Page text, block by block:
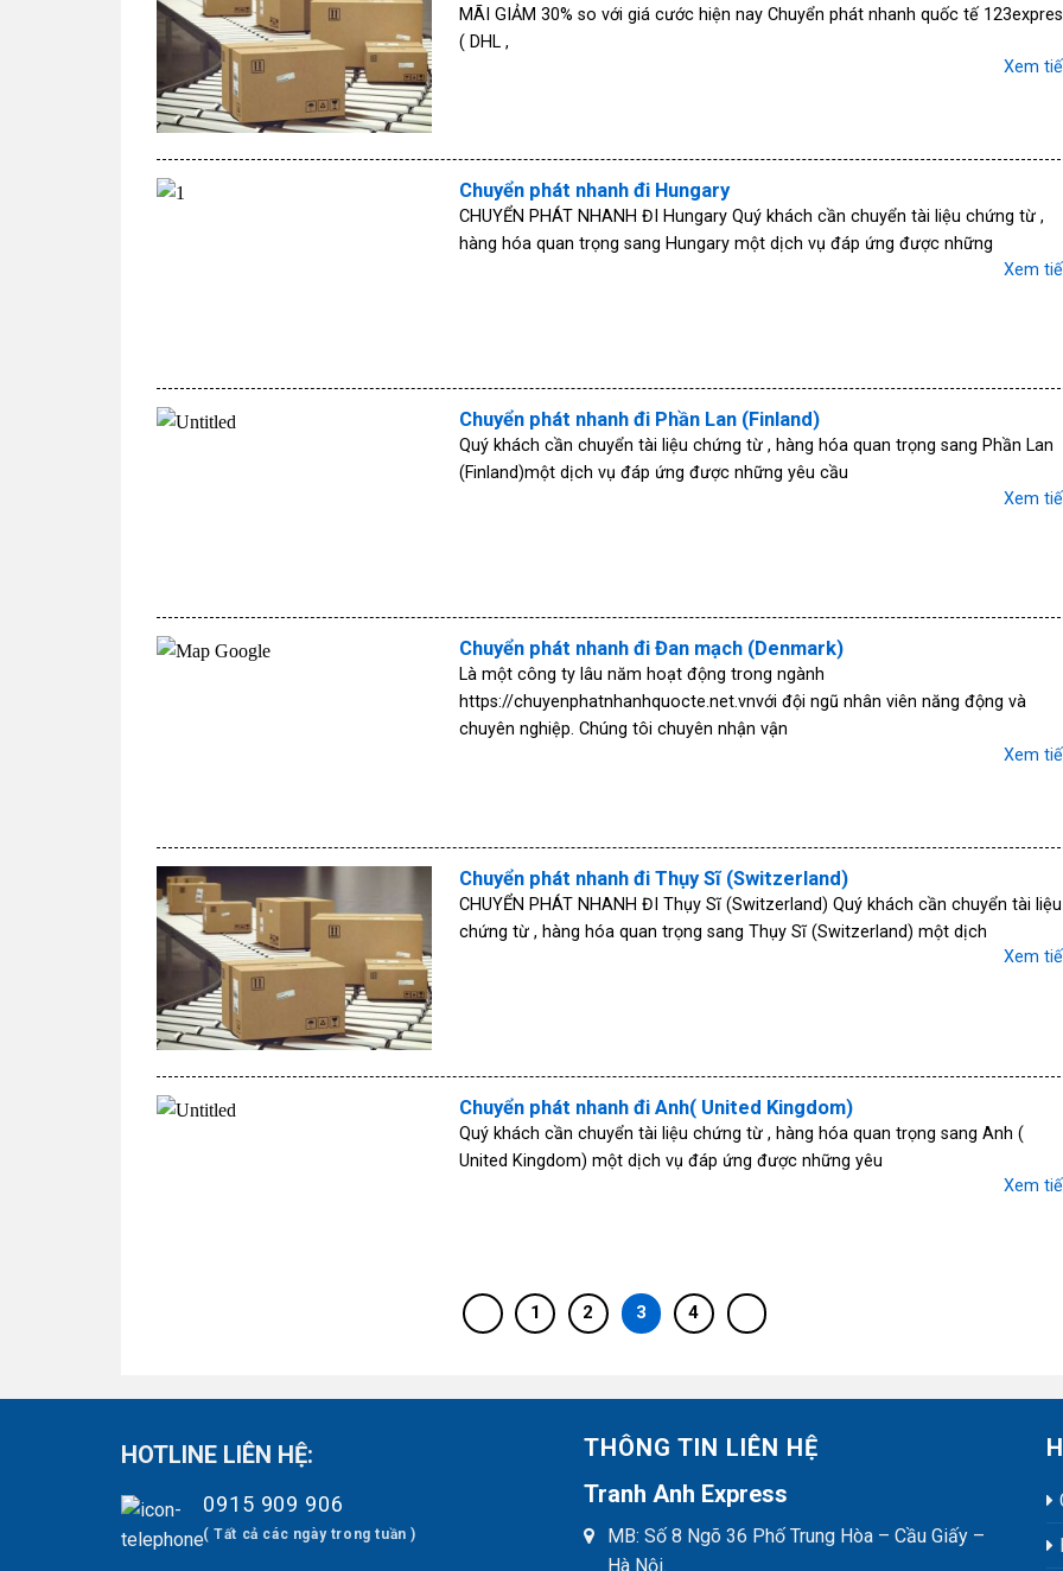
MÃI GIẢM 30% so với giá cước hiện nay Chuyển phát nhanh quốc tế
( DHL ,
Xem
Chuyển phát nhanh đi Hungary
CHUYỂN PHÁT NHANH ĐI Hungary Quý khách cần chuyển tài liệu chứng từ ,
hàng hóa quan trọng sang Hungary một dịch vụ đáp ứng được những
Xem
Chuyển phát nhanh đi Phần Lan (Finland)
Quý khách cần chuyển tài liệu chứng từ , hàng hóa quan trọng sang Phần Lan
(Finland)một dịch vụ đáp ứng được những yêu cầu
Xem
Chuyển phát nhanh đi Đan mạch (Denmark)
Là một công ty lâu năm hoạt động trong ngành
https://chuyenphatnhanhquocte.net.vnvới đội ngũ nhân viên năng động và
chuyên nghiệp. Chúng tôi chuyên nhận vận
Xem
Chuyển phát nhanh đi Thụy Sĩ (Switzerland)
CHUYỂN PHÁT NHANH ĐI Thụy Sĩ (Switzerland) Quý khách cần chuyển tài liệu
chứng từ , hàng hóa quan trọng sang Thụy Sĩ (Switzerland) một dịch
Xem
Chuyển phát nhanh đi Anh( United Kingdom)
Quý khách cần chuyển tài liệu chứng từ , hàng hóa quan trọng sang Anh (
United Kingdom) một dịch vụ đáp ứng được những yêu
Xem
1 2 3 4
HOTLINE LIÊN HỆ:
0915 909 906
( Tất cả các ngày trong tuần )
THÔNG TIN LIÊN HỆ
Tranh Anh Express
MB: Số 8 Ngõ 36 Phố Trung Hòa – Cầu Giấy –
Hà Nội.